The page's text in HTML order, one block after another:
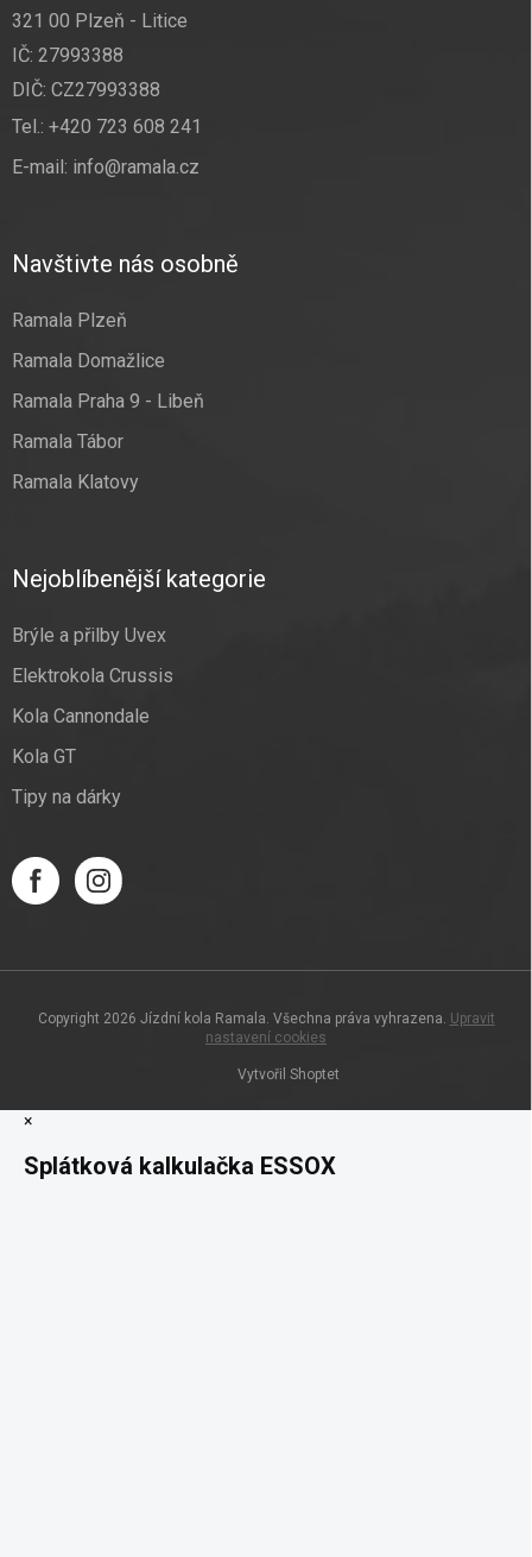
321 00 Plzeň - Litice
IČ: 27993388
DIČ: CZ27993388
Tel.: +420 723 608 241
E-mail: info@ramala.cz
Navštivte nás osobně
Ramala Plzeň
Ramala Domažlice
Ramala Praha 9 - Libeň
Ramala Tábor
Ramala Klatovy
Nejoblíbenější kategorie
Brýle a přilby Uvex
Elektrokola Crussis
Kola Cannondale
Kola GT
Tipy na dárky
Vytvořil Shoptet
Copyright 2026 Jízdní kola Ramala. Všechna práva vyhrazena. Upravit
nastavení cookies
×
Splátková kalkulačka ESSOX